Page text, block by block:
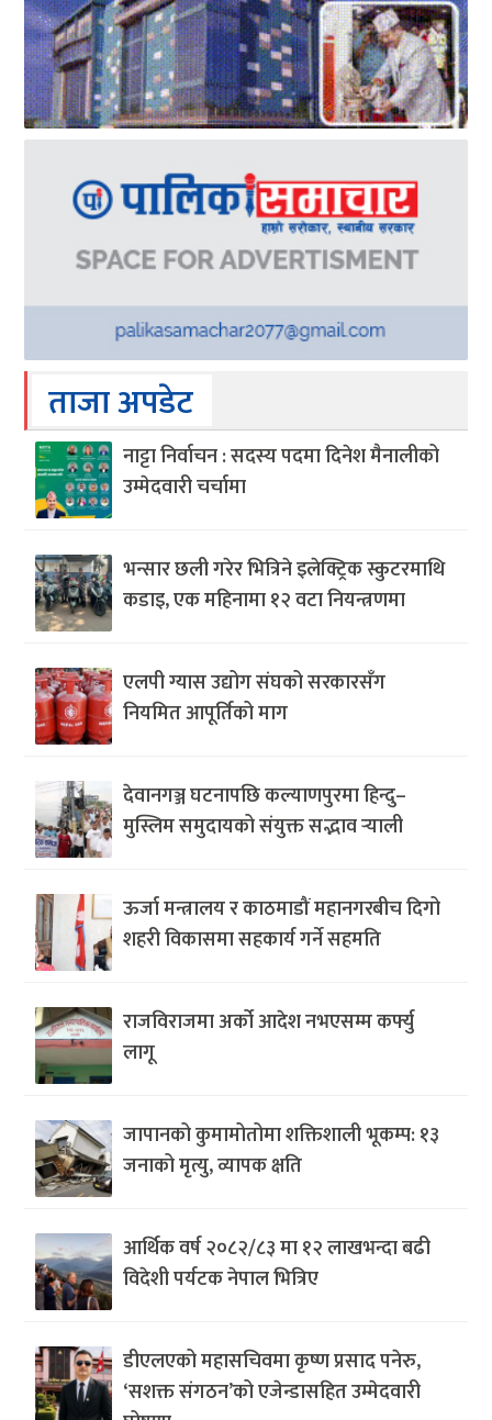
ताजा अपडेट
नाट्टा निर्वाचन : सदस्य पदमा दिनेश मैनालीको
उम्मेदवारी चर्चामा
भन्सार छली गरेर भित्रिने इलेक्ट्रिक स्कुटरमाथि
कडाइ, एक महिनामा १२ वटा नियन्त्रणमा
एलपी ग्यास उद्योग संघको सरकारसँग
नियमित आपूर्तिको माग
देवानगञ्ज घटनापछि कल्याणपुरमा हिन्दु–
मुस्लिम समुदायको संयुक्त सद्भाव र्‍याली
ऊर्जा मन्त्रालय र काठमाडौं महानगरबीच दिगो
शहरी विकासमा सहकार्य गर्ने सहमति
राजविराजमा अर्को आदेश नभएसम्म कर्फ्यु
लागू
जापानको कुमामोतोमा शक्तिशाली भूकम्प: १३
जनाको मृत्यु, व्यापक क्षति
आर्थिक वर्ष २०८२/८३ मा १२ लाखभन्दा बढी
विदेशी पर्यटक नेपाल भित्रिए
डीएलएको महासचिवमा कृष्ण प्रसाद पनेरु,
‘सशक्त संगठन’को एजेन्डासहित उम्मेदवारी